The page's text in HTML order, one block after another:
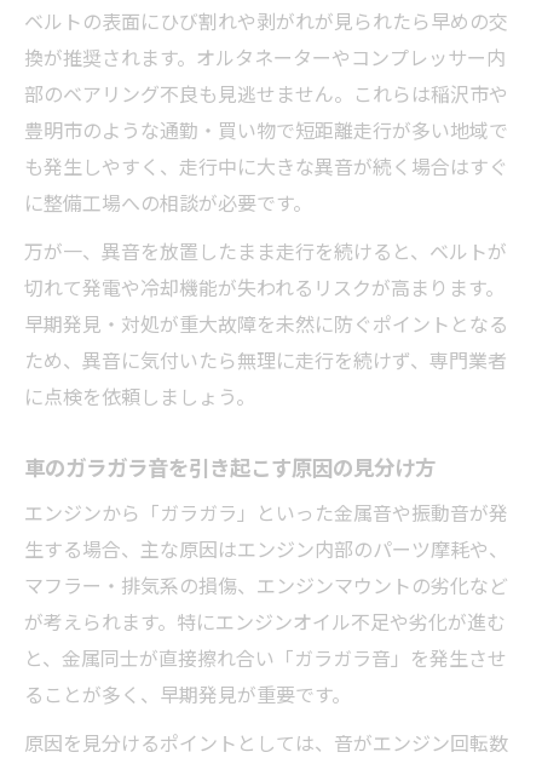
ベルトの表面にひび割れや剥がれが見られたら早めの交
換が推奨されます。オルタネーターやコンプレッサー内
部のベアリング不良も見逃せません。これらは稲沢市や
豊明市のような通勤・買い物で短距離走行が多い地域で
も発生しやすく、走行中に大きな異音が続く場合はすぐ
に整備工場への相談が必要です。
万が一、異音を放置したまま走行を続けると、ベルトが
切れて発電や冷却機能が失われるリスクが高まります。
早期発見・対処が重大故障を未然に防ぐポイントとなる
ため、異音に気付いたら無理に走行を続けず、専門業者
に点検を依頼しましょう。
車のガラガラ音を引き起こす原因の見分け方
エンジンから「ガラガラ」といった金属音や振動音が発
生する場合、主な原因はエンジン内部のパーツ摩耗や、
マフラー・排気系の損傷、エンジンマウントの劣化など
が考えられます。特にエンジンオイル不足や劣化が進む
と、金属同士が直接擦れ合い「ガラガラ音」を発生させ
ることが多く、早期発見が重要です。
原因を見分けるポイントとしては、音がエンジン回転数